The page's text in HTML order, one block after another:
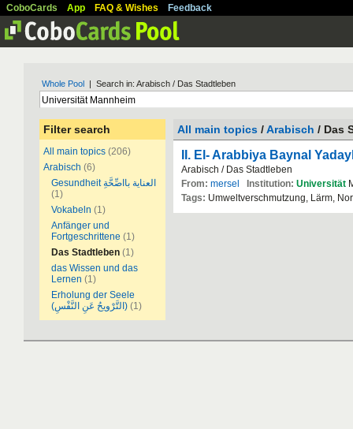
CoboCards App FAQ & Wishes Feedback
Whole Pool | Search in: Arabisch / Das Stadtleben
Filter search
All main topics (206)
Arabisch (6)
Gesundheit العناية بااصِّحَّةِ
(1)
Vokabeln (1)
Anfänger und
Fortgeschrittene (1)
Das Stadtleben (1)
das Wissen und das
Lernen (1)
Erholung der Seele
(التَّرْويحُ عَنِ النَّفْسِ)
(1)
All main topics /Arabisch / Das
II. El- Arabbiya Baynal
Arabisch / Das Stadtleben
From: mersel Institution: Universität
Tags: Umweltverschmutzung, Lärm,